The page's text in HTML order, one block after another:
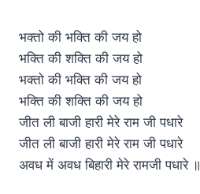
भक्तो की भक्ति की जय हो
भक्ति की शक्ति की जय हो
भक्तो की भक्ति की जय हो
भक्ति की शक्ति की जय हो
जीत ली बाजी हारी मेरे राम जी पधारे
जीत ली बाजी हारी मेरे राम जी पधारे
अवध में अवध बिहारी मेरे रामजी पधारे ॥